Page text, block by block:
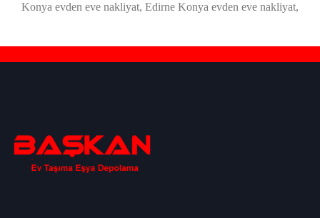
Konya evden eve nakliyat, Edirne Konya evden eve nakliyat,